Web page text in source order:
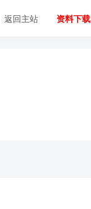
返回主站 资料下载